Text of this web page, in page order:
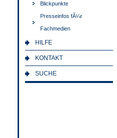
Blickpunkte
Presseinfos fÃ¼r
Fachmedien
HILFE
KONTAKT
SUCHE